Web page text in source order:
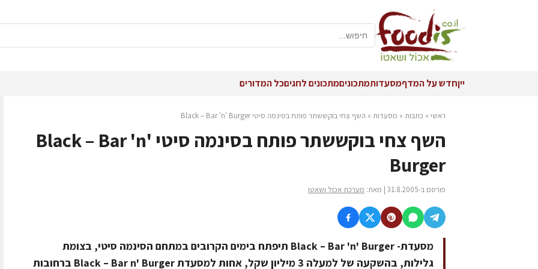
ייןחדש על המדףמסעדותמתכוניםמתכונים לחגיםכל המדורים
ראשי » כתבות » מסעדות » השף צחי בוקששתר פותח בסינמה סיטי Black – Bar 'n' Burger
השף צחי בוקששתר פותח בסינמה סיטי Black – Bar 'n'
Burger
פורסם ב-31.8.2005 | מאת: מערכת אכול ושאטו
מסעדת- Black – Bar 'n' Burger תיפתח בימים הקרובים במתחם הסינמה סיטי, בצומת
גלילות, בהשקעה של למעלה 3 מיליון שקל, אחות למסעדת Black – Bar n' Burger ברחובות